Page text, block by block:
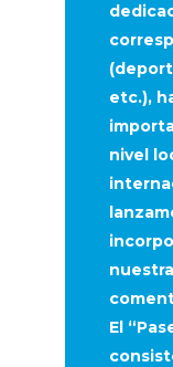
etc.),
nivel
El